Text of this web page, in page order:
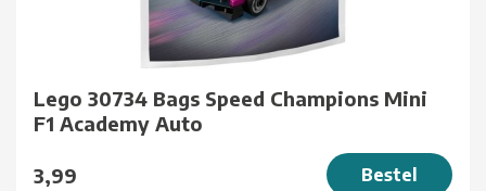
Lego 30734 Bags Speed Champions Mini
F1 Academy Auto
3,99 Bestel